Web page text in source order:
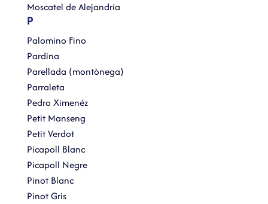
Moscatel de Alejandría
P
Palomino Fino
Pardina
Parellada (montònega)
Parraleta
Pedro Ximenéz
Petit Manseng
Petit Verdot
Picapoll Blanc
Picapoll Negre
Pinot Blanc
Pinot Gris